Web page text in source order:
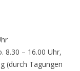
8.30 – 16.00 Uhr,
(durch Tagungen